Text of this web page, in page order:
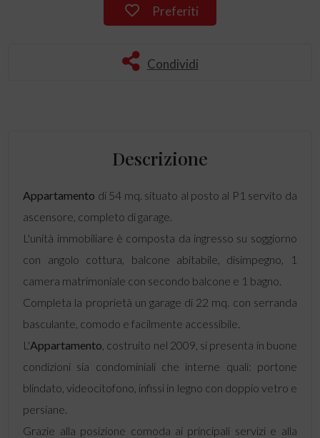
Preferiti
Condividi
Descrizione
Appartamento di 54 mq. situato al posto al P1 servito da
ascensore, completo di garage.
L'unità immobiliare è composta da ingresso su soggiorno
con angolo cottura, balcone abitabile, disimpegno, 1
camera matrimoniale con secondo balcone e 1 bagno.
Completa la proprietà un garage di 22 mq. con serranda
basculante, comodo e facilmente accessibile.
L'Appartamento , costruito nel 2009, si presenta in buone
condizioni sia condominiali che interne quali: portone
blindato, videocitofono, infissi in legno con doppio vetro e
persiane.
Grazie alla posizione comoda ai principali servizi e alla